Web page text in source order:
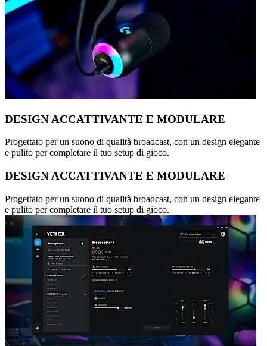
DESIGN ACCATTIVANTE E MODULARE
Progettato per un suono di qualità broadcast, con un design elegante
e pulito per completare il tuo setup di gioco.
DESIGN ACCATTIVANTE E MODULARE
Progettato per un suono di qualità broadcast, con un design elegante
e pulito per completare il tuo setup di gioco.